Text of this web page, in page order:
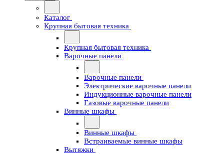
Каталог
Крупная бытовая техника
Крупная бытовая техника
Варочные панели
Варочные панели
Электрические варочные панели
Индукционные варочные панели
Газовые варочные панели
Винные шкафы
Винные шкафы
Встраиваемые винные шкафы
Вытяжки